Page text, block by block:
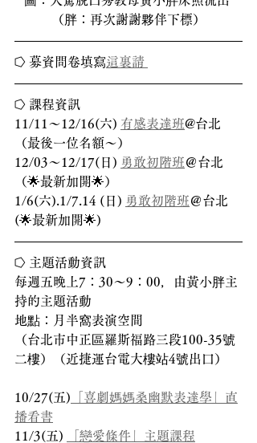
（胖：再次謝謝夥伴下標）
⭔ 募資問卷填寫這裏請
⭔ 課程資訊
11/11～12/16(六) 有感表達班@台北
（最後一位名額～）
12/03～12/17(日) 勇敢初階班＠台北
（🌟最新加開🌟）
1/6(六).1/7.14 (日) 勇敢初階班＠台北
(🌟最新加開🌟)
⭔ 主題活動資訊
每週五晚上7：30～9：00，由黃小胖主
持的主題活動
地點：月半窩表演空間
（台北市中正區羅斯福路三段100-35號
二樓）（近捷運台電大樓站4號出口）
10/27(五) 「喜劇媽媽桑幽默表達學」直
播看書
11/3(五)
「戀愛條件」主題課程